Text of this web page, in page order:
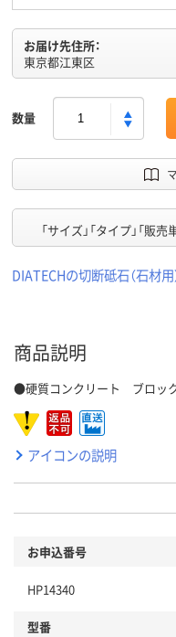
お届け先住所：
東京都江東区
数量
「サイズ」「タイプ」「販
DIATECHの切断砥石（石材
商品説明
●硬質コンクリート ブロッ
アイコンの説明
お申込番号
HP14340
型番